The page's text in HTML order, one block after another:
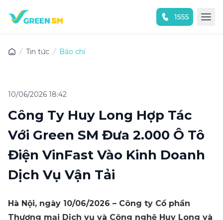
1555
Tin tức Báo chí
10/06/2026 18:42
Công Ty Huy Long Hợp Tác
Với Green SM Đưa 2.000 Ô Tô
Điện VinFast Vào Kinh Doanh
Dịch Vụ Vận Tải
Hà Nội, ngày 10/06/2026 – Công ty Cổ phần
Thương mại Dịch vụ và Công nghệ Huy Long và